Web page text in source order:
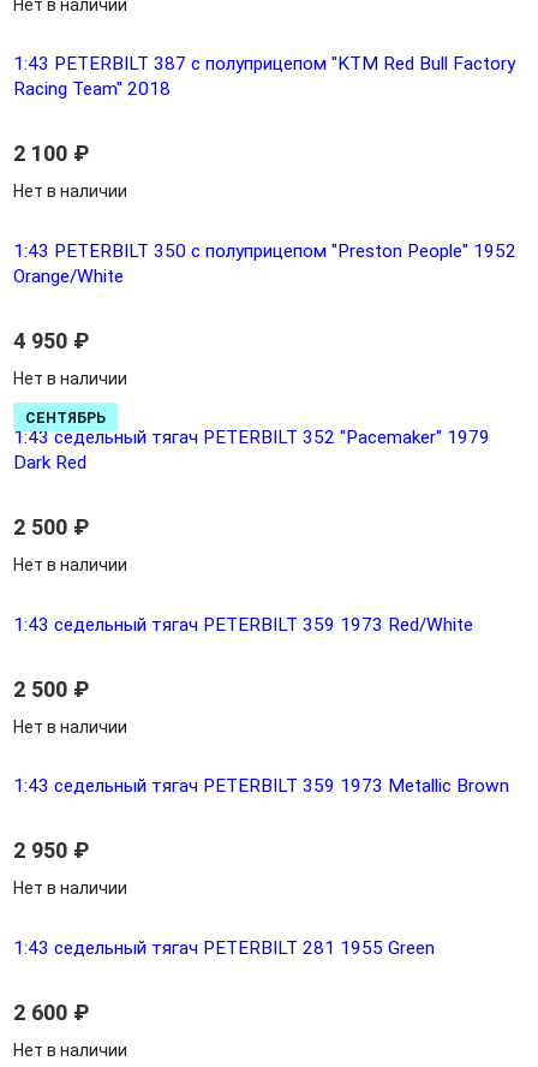
Нет в наличии
1:43 PETERBILT 387 c полуприцепом "KTM Red Bull Factory
Racing Team" 2018
2 100 ₽
Нет в наличии
1:43 PETERBILT 350 с полуприцепом "Preston People" 1952
Orange/White
4 950 ₽
Нет в наличии
СЕНТЯБРЬ
1:43 седельный тягач PETERBILT 352 "Pacemaker" 1979
Dark Red
2 500 ₽
Нет в наличии
1:43 седельный тягач PETERBILT 359 1973 Red/White
2 500 ₽
Нет в наличии
1:43 седельный тягач PETERBILT 359 1973 Metallic Brown
2 950 ₽
Нет в наличии
1:43 седельный тягач PETERBILT 281 1955 Green
2 600 ₽
Нет в наличии